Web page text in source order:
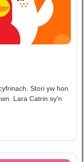
Stori yw hon
Lara Catrin sy'n